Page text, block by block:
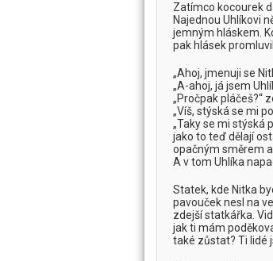
Zatímco kocourek
Najednou Uhlíkovi
jemným hláskem.
pak hlásek
„Ahoj, jmenuji se
„A-ahoj, já jsem
„Pročpak pláčeš?“
„Víš, stýská se mi
„Taky se mi stýská
jako to teď dělají
opačným směrem
A v tom Uhlíka
Statek, kde Nitka
pavouček nesl na
zdejší statkářka.
jak ti mám
také zůstat? Ti lidé